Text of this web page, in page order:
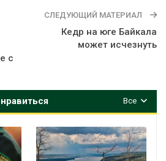
с
СЛЕДУЮЩИЙ МАТЕРИАЛ
Кедр на юге Байкала
может исчезнуть
Все